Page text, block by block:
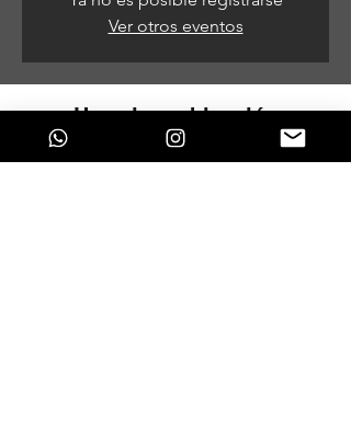
Ver otros eventos
Horario y ubicación